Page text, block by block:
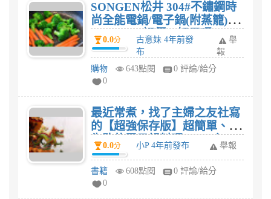
SONGEN松井 304#不鏽鋼時
尚全能電鍋/電子鍋(附蒸籠)
(KR-1107)評價，好用嗎?
0.0分
古意妹 4年前發
布
舉
報
購物
643點閱
0 評論/給分
0
最近常煮，找了主婦之友社寫
的【超強保存版】超簡單、不
失敗的電子鍋料理100：主
菜、炊飯、湯品、麵包、甜
點，一鍋搞定!這本食譜，我想
家人有口福了。
0.0分 小P 4年前發布 舉報
書籍 608點閱
0 評論/給分
0